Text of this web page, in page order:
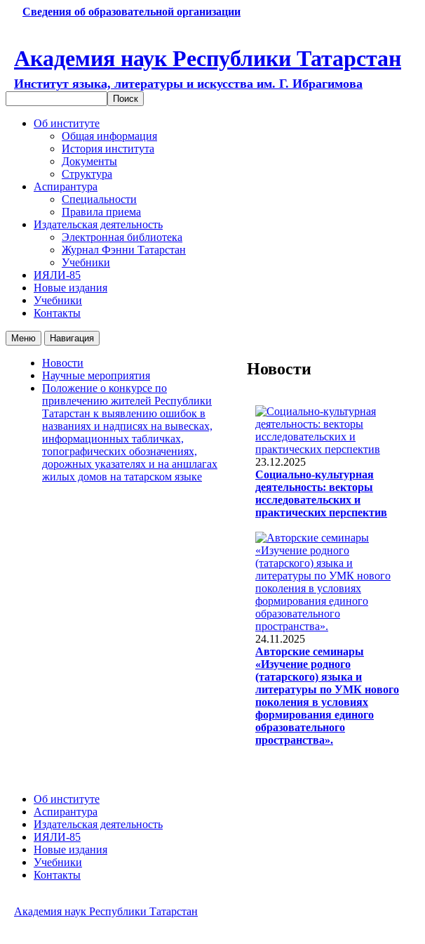
Сведения об образовательной организации
Академия наук Республики Татарстан
Институт языка, литературы и искусства им. Г. Ибрагимова
Об институте
Общая информация
История института
Документы
Структура
Аспирантура
Специальности
Правила приема
Издательская деятельность
Электронная библиотека
Журнал Фэнни Татарстан
Учебники
ИЯЛИ-85
Новые издания
Учебники
Контакты
Меню Навигация
Новости
Научные мероприятия
Положение о конкурсе по
привлечению жителей Республики
Татарстан к выявлению ошибок в
названиях и надписях на вывесках,
информационных табличках,
топографических обозначениях,
дорожных указателях и на аншлагах
жилых домов на татарском языке
Новости
23.12.2025
Социально-культурная
деятельность: векторы
исследовательских и
практических перспектив
24.11.2025
Авторские семинары
«Изучение родного
(татарского) языка и
литературы по УМК нового
поколения в условиях
формирования единого
образовательного
пространства».
Об институте
Аспирантура
Издательская деятельность
ИЯЛИ-85
Новые издания
Учебники
Контакты
Академия наук Республики Татарстан